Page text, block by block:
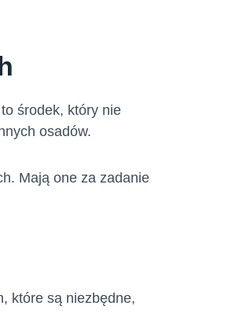
środek, który nie
osadów.
Mają one za zadanie
które są niezbędne,